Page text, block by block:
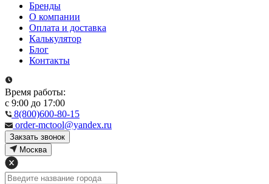
Бренды
О компании
Оплата и доставка
Калькулятор
Блог
Контакты
Время работы:
с 9:00 до 17:00
8(800)600-80-15
order-mctool@yandex.ru
Закзать звонок
Москва